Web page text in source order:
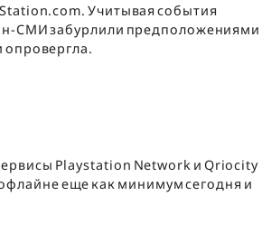
Учитывая события
СМИ забурлили
опровергла.
Playstation Network и Qriocity
еще как минимум сегодня и